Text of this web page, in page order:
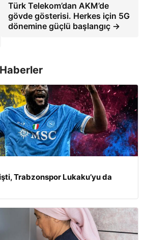
Türk Telekom’dan AKM’de
gövde gösterisi. Herkes için 5G
dönemine güçlü başlangıç →
Trabzonspor Lukaku’yu da